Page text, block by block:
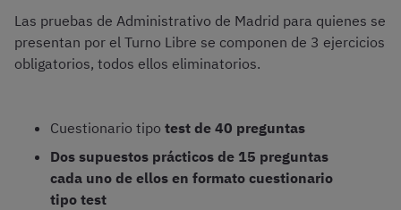
Las pruebas de Administrativo de Madrid para quienes se
presentan por el Turno Libre se componen de 3 ejercicios
obligatorios, todos ellos eliminatorios.
Cuestionario tipo test de 40 preguntas
Dos supuestos prácticos de 15 preguntas
cada uno de ellos en formato cuestionario
tipo test